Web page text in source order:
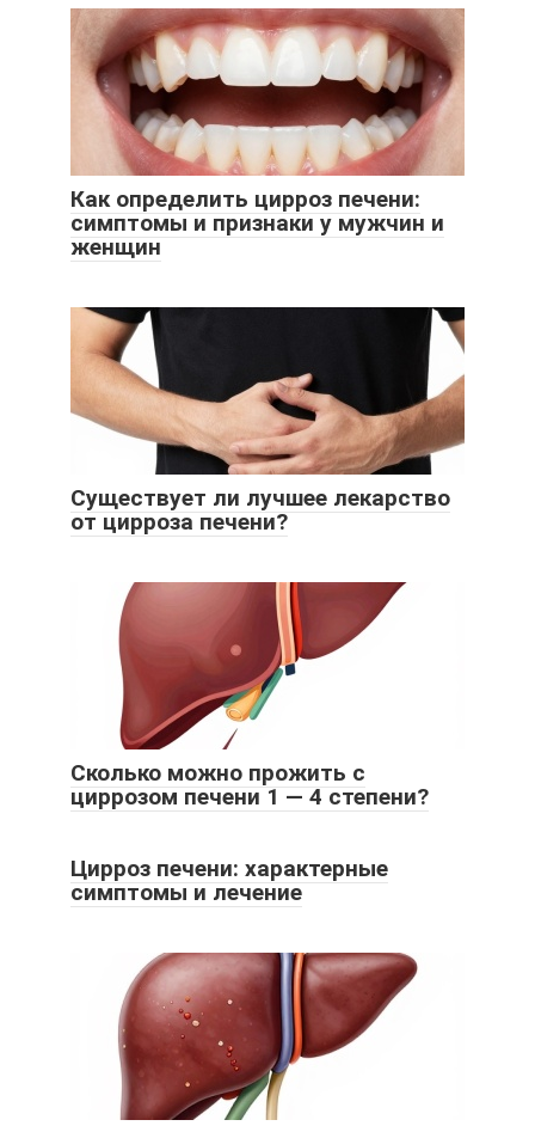
Как определить цирроз печени:
симптомы и признаки у мужчин и
женщин
Существует ли лучшее лекарство
от цирроза печени?
Сколько можно прожить с
циррозом печени 1 — 4 степени?
Цирроз печени: характерные
симптомы и лечение